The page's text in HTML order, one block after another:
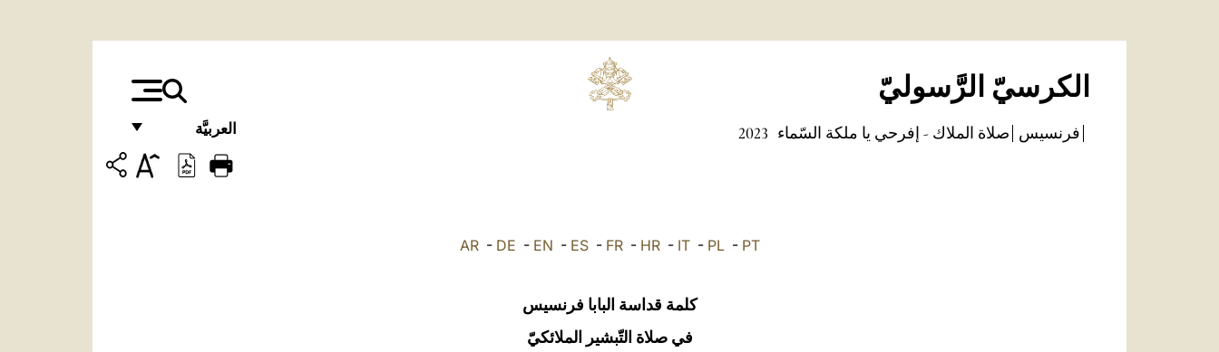
الكرسيّ الرَّسوليّ
العربيَّة
FRANÇAIS
فرنسيس صلاة الملاك - إفرحي يا ملكة السّماء 2023
AR- DE - EN - ES- FR- HR- IT- PL- PT
كلمة قداسة البابا فرنسيس
في صلاة التّبشير الملائكيّ